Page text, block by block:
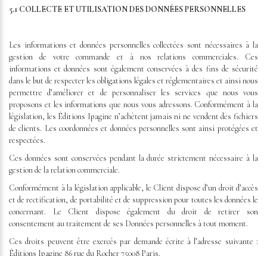
5.1 COLLECTE ET UTILISATION DES DONNÉES PERSONNELLES
Les informations et données personnelles collectées sont nécessaires à la
gestion de votre commande et à nos relations commerciales. Ces
informations et données sont également conservées à des fins de sécurité
dans le but de respecter les obligations légales et réglementaires et ainsi nous
permettre d’améliorer et de personnaliser les services que nous vous
proposons et les informations que nous vous adressons. Conformément à la
législation, les Éditions Ipagine n’achètent jamais ni ne vendent des fichiers
de clients. Les coordonnées et données personnelles sont ainsi protégées et
respectées.
Ces données sont conservées pendant la durée strictement nécessaire à la
gestion de la relation commerciale.
Conformément à la législation applicable, le Client dispose d’un droit d’accès
et de rectification, de portabilité et de suppression pour toutes les données le
concernant. Le Client dispose également du droit de retirer son
consentement au traitement de ses Données personnelles à tout moment.
Ces droits peuvent être exercés par demande écrite à l’adresse suivante :
Éditions Ipagine 86 rue du Rocher 75008 Paris.